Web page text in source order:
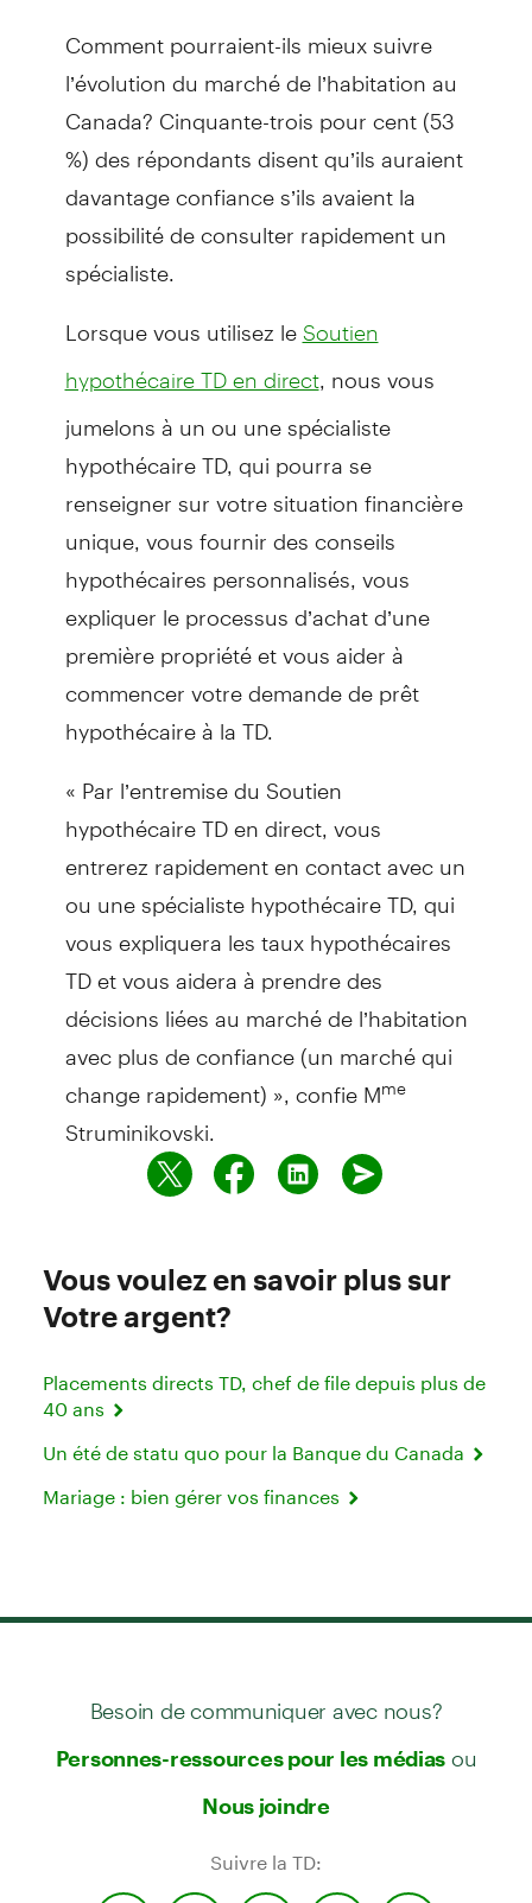
Comment pourraient-ils mieux suivre
l’évolution du marché de l’habitation au
Canada? Cinquante-trois pour cent (53
%) des répondants disent qu’ils auraient
davantage confiance s’ils avaient la
possibilité de consulter rapidement un
spécialiste.
Lorsque vous utilisez le Soutien
hypothécaire TD en direct, nous vous
jumelons à un ou une spécialiste
hypothécaire TD, qui pourra se
renseigner sur votre situation financière
unique, vous fournir des conseils
hypothécaires personnalisés, vous
expliquer le processus d’achat d’une
première propriété et vous aider à
commencer votre demande de prêt
hypothécaire à la TD.
« Par l’entremise du Soutien
hypothécaire TD en direct, vous
entrerez rapidement en contact avec un
ou une spécialiste hypothécaire TD, qui
vous expliquera les taux hypothécaires
TD et vous aidera à prendre des
décisions liées au marché de l’habitation
avec plus de confiance (un marché qui
change rapidement) », confie Mme
Struminikovski.
Vous voulez en savoir plus sur
Votre argent?
Placements directs TD, chef de file depuis plus de
40 ans
Un été de statu quo pour la Banque du Canada
Mariage : bien gérer vos finances
Besoin de communiquer avec nous?
Personnes-ressources pour les médias ou
Nous joindre
Suivre la TD: